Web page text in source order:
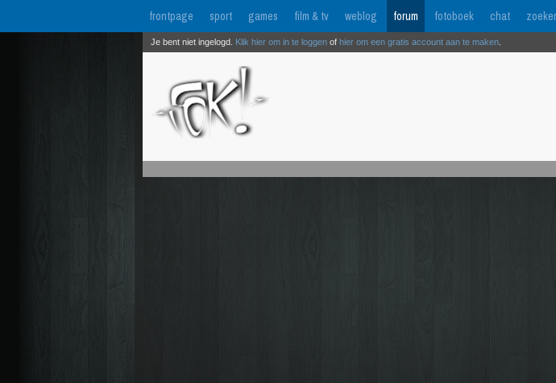
frontpage sport games film & tv weblog forum fotoboek chat
Je bent niet ingelogd. Klik hier om in te loggen of hier om een gratis account aan te maken